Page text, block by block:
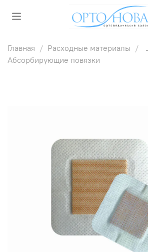
Главная Расходные материалы
Абсорбирующие повязки